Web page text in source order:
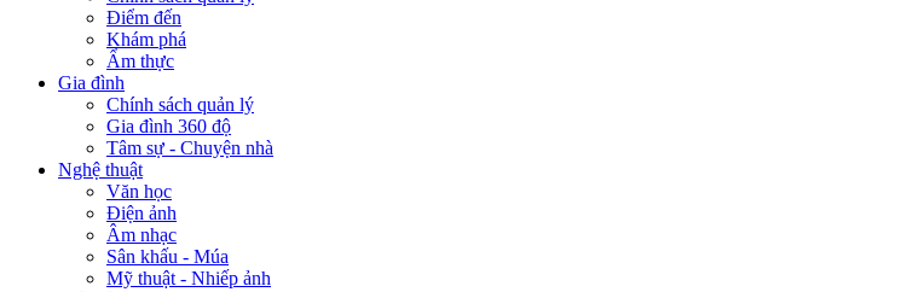
Điểm đến
Khám phá
Ẩm thực
Gia đình
Chính sách quản lý
Gia đình 360 độ
Tâm sự - Chuyện nhà
Nghệ thuật
Văn học
Điện ảnh
Âm nhạc
Sân khấu - Múa
Mỹ thuật - Nhiếp ảnh